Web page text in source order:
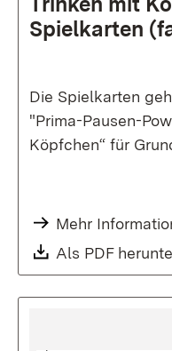
Spielkarten
Die Spielkarten
"Prima-Pausen-
Köpfchen“ für
Mehr
Als PDF